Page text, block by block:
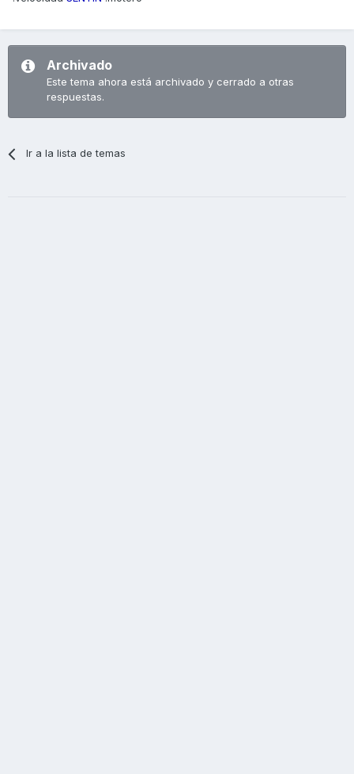
Archivado
Este tema ahora está archivado y cerrado a otras
respuestas.
Ir a la lista de temas